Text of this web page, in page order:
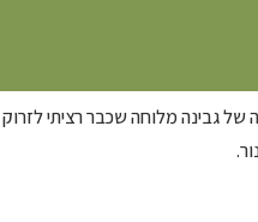
גבינה מלוחה שכבר רציתי